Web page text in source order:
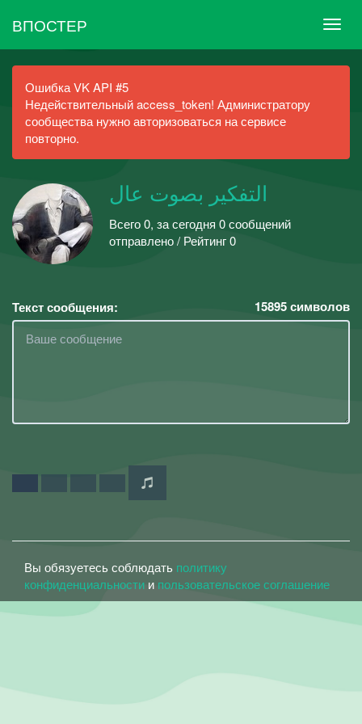
ВПОСТЕР
Ошибка VK API #5
Недействительный access_token! Администратору
сообщества нужно авторизоваться на сервисе
повторно.
التفكير بصوت عال
Всего 0, за сегодня 0 сообщений
отправлено / Рейтинг 0
Текст сообщения: 15895символов
Вы обязуетесь соблюдать политику
конфиденциальности и пользовательское соглашение